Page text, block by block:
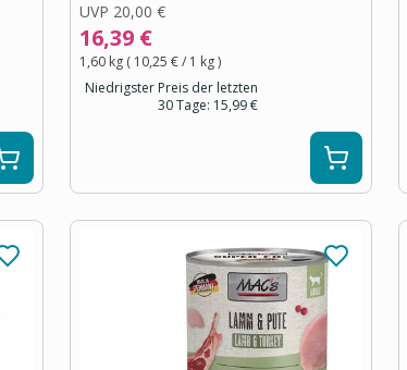
UVP 20,00 €
16,39 €
1,60 kg ( 10,25 €/ 1 kg)
Niedrigster Preis der letzten
30 Tage: 15,99 €